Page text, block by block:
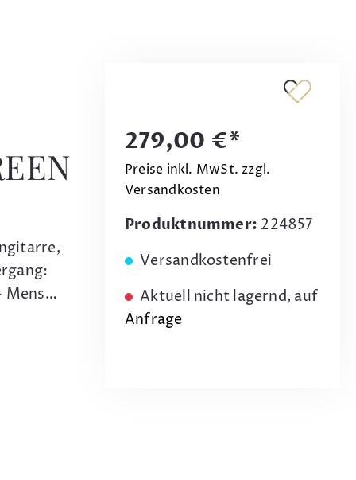
Mens…
279,00 €*
Preise inkl. MwSt. zzgl.
Versandkosten
Produktnummer: 224857
Versandkostenfrei
Aktuell nicht lagernd, auf
Anfrage